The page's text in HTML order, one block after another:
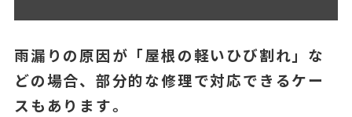
雨漏りの原因が「屋根の軽いひび割れ」な
どの場合、部分的な修理で対応できるケー
スもあります。